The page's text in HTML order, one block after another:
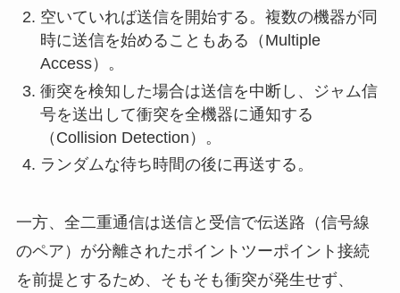
空いていれば送信を開始する。複数の機器が同
時に送信を始めることもある（Multiple
Access）。
衝突を検知した場合は送信を中断し、ジャム信
号を送出して衝突を全機器に通知する
（Collision Detection）。
ランダムな待ち時間の後に再送する。
一方、全二重通信は送信と受信で伝送路（信号線
のペア）が分離されたポイントツーポイント接続
を前提とするため、そもそも衝突が発生せず、